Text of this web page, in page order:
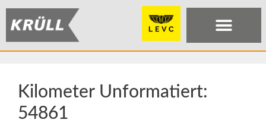
Kilometer Unformatiert:
54861